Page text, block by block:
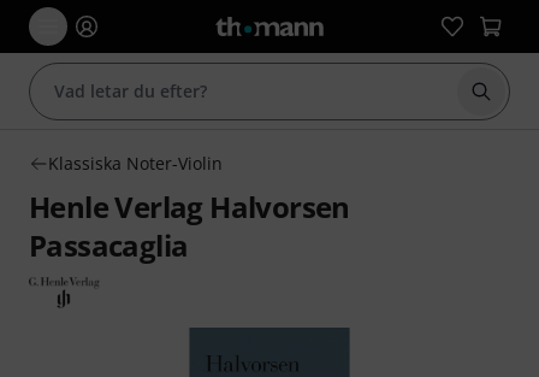
Börja
Klassiska Noter-Violin
Henle Verlag Halvorsen
Passacaglia